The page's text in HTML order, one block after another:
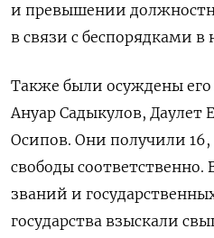
и превышении
в связи с беспорядками в
Также были осуждены
Ануар Садыкулов, Даулет
Осипов. Они получили
свободы
званий и
государства взыскали